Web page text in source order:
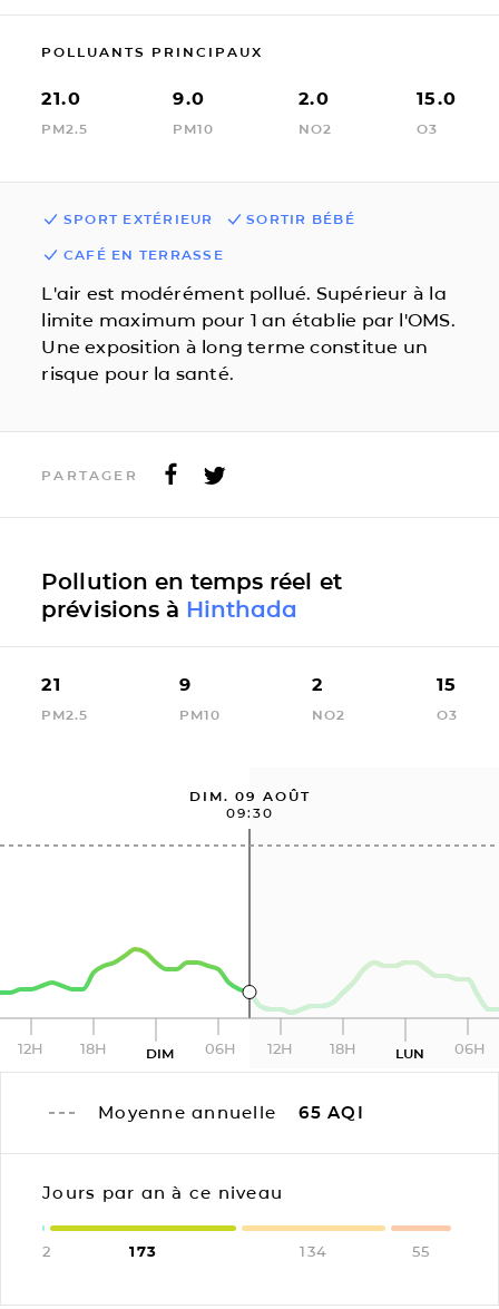
POLLUANTS PRINCIPAUX
21.0
PM2.5
9.0
PM10
2.0
NO2
15.0
O3
SPORT EXTÉRIEUR SORTIR BÉBÉ
CAFÉ EN TERRASSE
L'air est modérément pollué. Supérieur à la
limite maximum pour 1 an établie par l'OMS.
Une exposition à long terme constitue un
risque pour la santé.
PARTAGER
Pollution en temps réel et
prévisions à Hinthada
21
PM2.5
9
PM10
2
NO2
15
O3
DIM. 09 AOÛT
09:30
12H 18H DIM 06H 12H 18H LUN 06H
Moyenne annuelle 65 AQI
Jours par an à ce niveau
2 173 134 55